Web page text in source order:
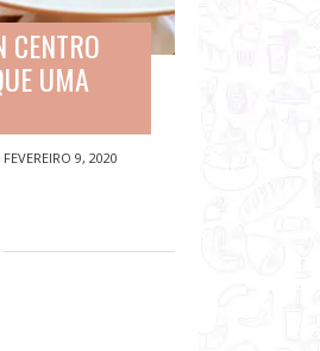
CENTRO
UMA
FEVEREIRO 9, 2020